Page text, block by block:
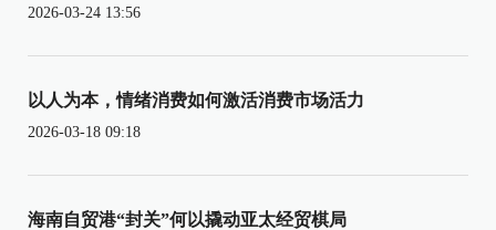
2026-03-24 13:56
以人为本，情绪消费如何激活消费市场活力
2026-03-18 09:18
海南自贸港“封关”何以撬动亚太经贸棋局